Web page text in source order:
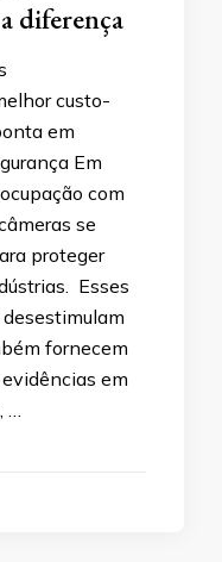
diferença
custo-
em
Em
com
se
proteger
Esses
fornecem
em